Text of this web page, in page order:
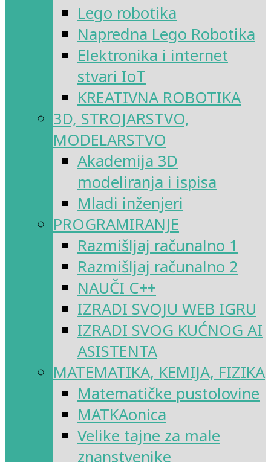
Lego robotika
Napredna Lego Robotika
Elektronika i internet
stvari IoT
KREATIVNA ROBOTIKA
3D, STROJARSTVO,
MODELARSTVO
Akademija 3D
modeliranja i ispisa
Mladi inženjeri
PROGRAMIRANJE
Razmišljaj računalno 1
Razmišljaj računalno 2
NAUČI C++
IZRADI SVOJU WEB IGRU
IZRADI SVOG KUĆNOG AI
ASISTENTA
MATEMATIKA, KEMIJA, FIZIKA
Matematičke pustolovine
MATKAonica
Velike tajne za male
znanstvenike